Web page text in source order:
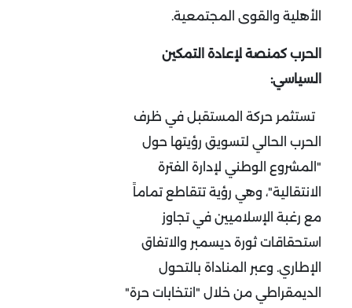
الأهلية والقوى المجتمعية.
الحرب كمنصة لإعادة التمكين
السياسي:
تستثمر حركة المستقبل في ظرف
الحرب الحالي لتسويق رؤيتها حول
"المشروع الوطني لإدارة الفترة
الانتقالية"، وهي رؤية تتقاطع تماماً
مع رغبة الإسلاميين في تجاوز
استحقاقات ثورة ديسمبر والاتفاق
الإطاري. وعبر المناداة بالتحول
الديمقراطي من خلال "انتخابات حرة"